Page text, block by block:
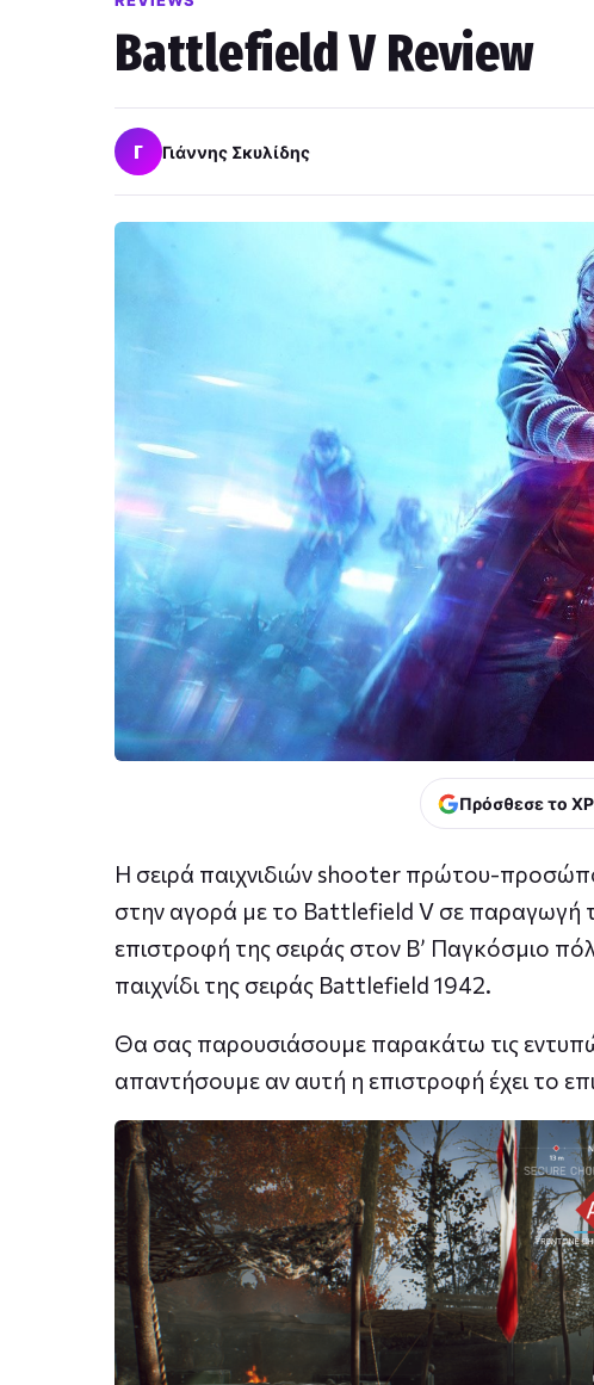
Battlefield V Review
Γ Γιάννης Σκυλίδης
Πρόσθεσε το
Η σειρά παιχνιδιών shooter πρώτου-
στην αγορά με τo Battlefield V σε παραγωγή
επιστροφή της σειράς στον B’ Παγκόσμιο
παιχνίδι της σειράς Battlefield 1942.
Θα σας παρουσιάσουμε παρακάτω τις
απαντήσουμε αν αυτή η επιστροφή έχει το